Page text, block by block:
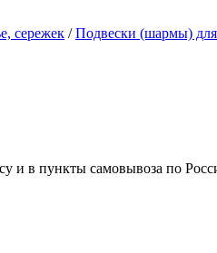
сережек /Подвески (шармы)
и в пункты самовывоза по